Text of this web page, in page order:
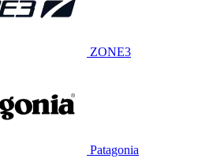
ZONE3
Patagonia